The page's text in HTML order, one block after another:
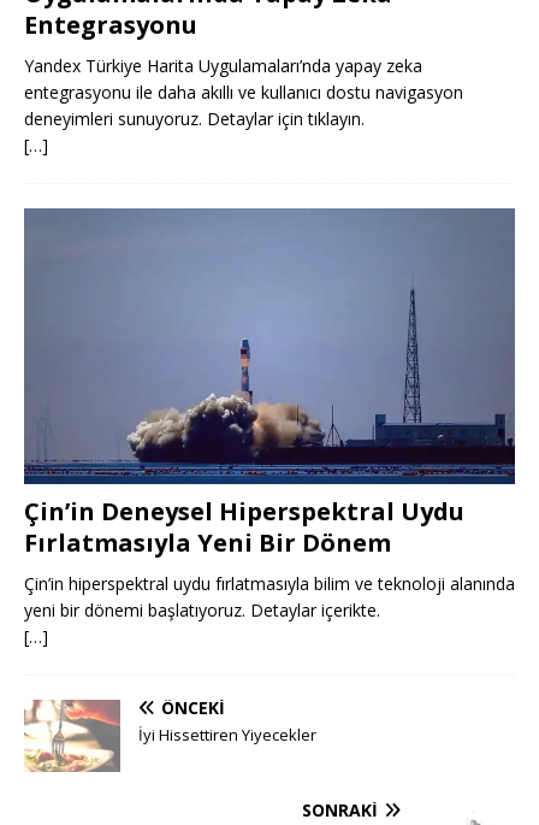
Entegrasyonu
Yandex Türkiye Harita Uygulamaları’nda yapay zeka
entegrasyonu ile daha akıllı ve kullanıcı dostu navigasyon
deneyimleri sunuyoruz. Detaylar için tıklayın.
[…]
Çin’in Deneysel Hiperspektral Uydu
Fırlatmasıyla Yeni Bir Dönem
Çin’in hiperspektral uydu fırlatmasıyla bilim ve teknoloji alanında
yeni bir dönemi başlatıyoruz. Detaylar içerikte.
[…]
ÖNCEKI
İyi Hissettiren Yiyecekler
SONRAKI